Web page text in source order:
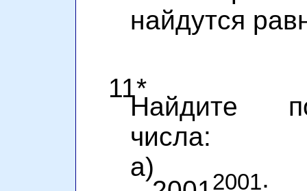
найдутся
11*
Найдите
числа:
а)
2001